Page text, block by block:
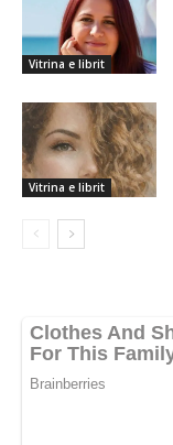
Vitrina e librit
Vitrina e librit